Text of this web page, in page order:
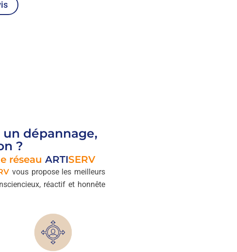
un dépannage,
?
réseau ARTISERV
vous propose les meilleurs
réactif et honnête